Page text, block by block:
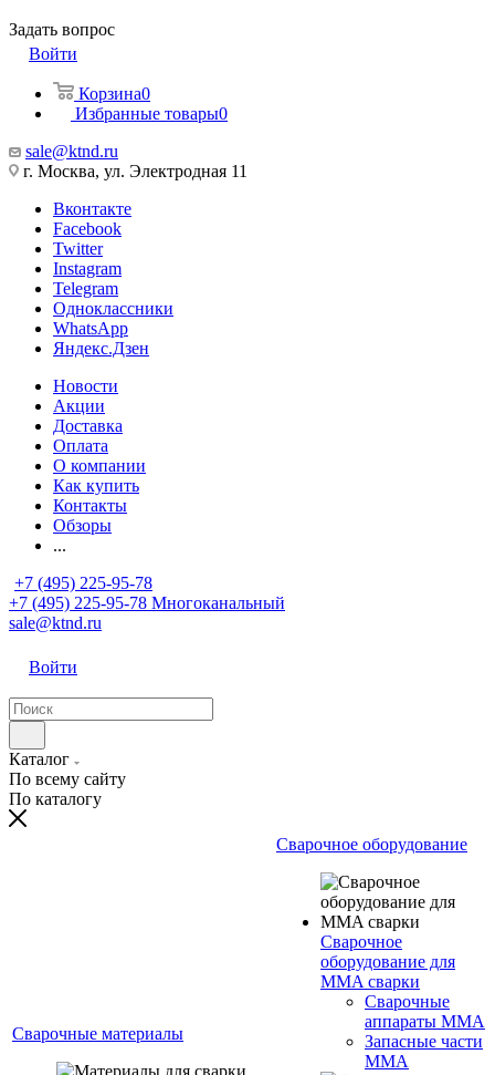
Задать вопрос
Войти
Корзина0
Избранные товары0
sale@ktnd.ru
г. Москва, ул. Электродная 11
Вконтакте
Facebook
Twitter
Instagram
Telegram
Одноклассники
WhatsApp
Яндекс.Дзен
Новости
Акции
Доставка
Оплата
О компании
Как купить
Контакты
Обзоры
...
+7 (495) 225-95-78
+7 (495) 225-95-78 Многоканальный
sale@ktnd.ru
Войти
Каталог
По всему сайту
По каталогу
Сварочные материалы
Сварочное оборудование
Сварочное
оборудование для
MMA сварки
Сварочные
аппараты MMA
Запасные части
MMA